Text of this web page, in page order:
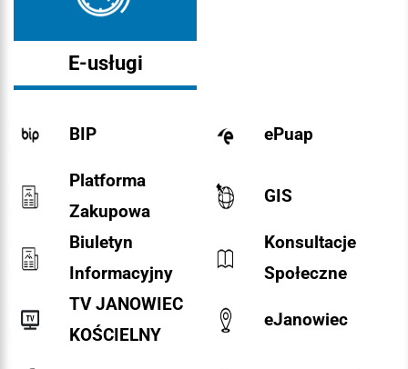
E-usługi
BIP ePuap
Platforma
Zakupowa
GIS
Biuletyn
Informacyjny
Konsultacje
Społeczne
TV JANOWIEC
KOŚCIELNY
eJanowiec